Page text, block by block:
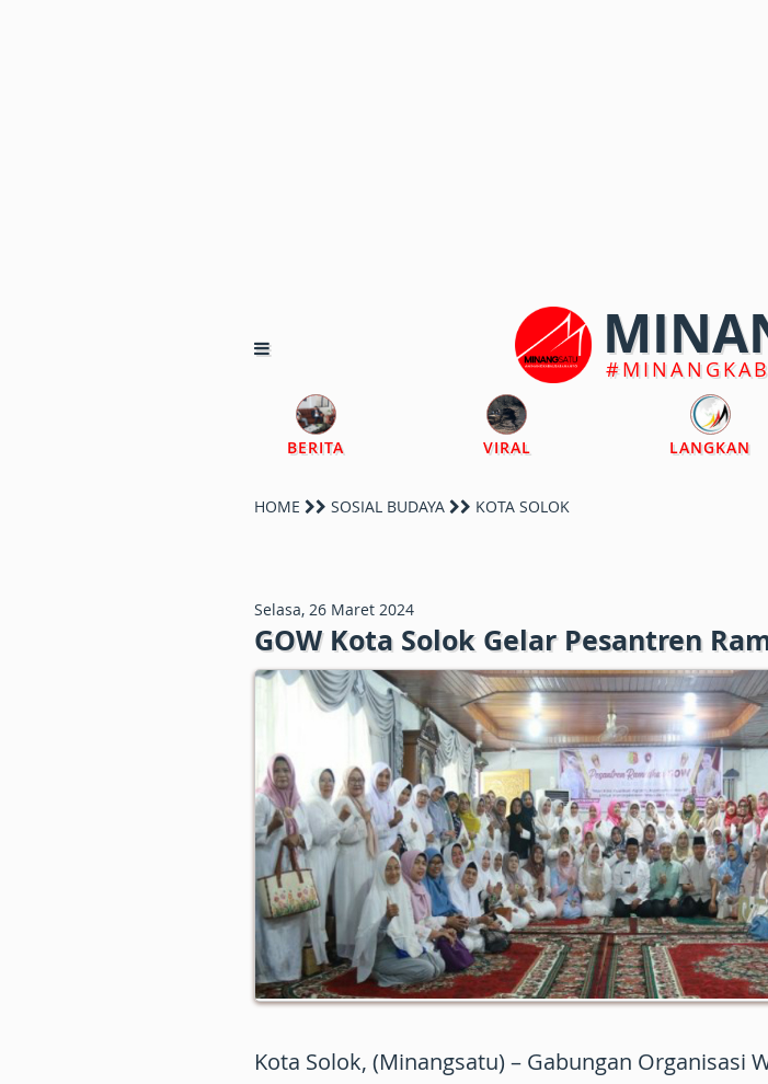
BERITA VIRAL LANGKAN
HOME SOSIAL BUDAYA KOTA SOLOK
Selasa, 26 Maret 2024
GOW Kota Solok Gelar Pesantren
Kota Solok, (Minangsatu) – Gabungan Organisasi